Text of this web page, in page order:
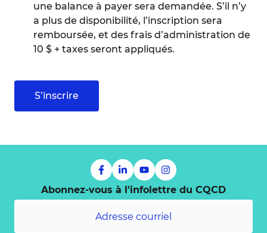
une balance à payer sera demandée. S’il n’y
a plus de disponibilité, l’inscription sera
remboursée, et des frais d’administration de
10 $ + taxes seront appliqués.
S’inscrire
Abonnez-vous à l'infolettre du CQCD